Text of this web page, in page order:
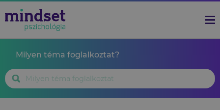
Milyen téma foglalkoztat?